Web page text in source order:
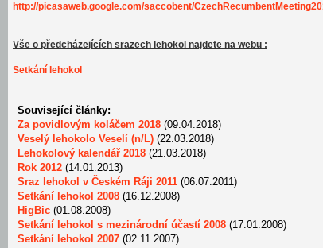
http://picasaweb.google.com/saccobent/
Vše o předcházejících srazech lehokol najdete na webu :
Setkání lehokol
Související články:
Za povidlovým koláčem 2018 (09.04.2018)
Veselý lehokolo Veselí (n/L) (22.03.2018)
Lehokolový kalendář 2018 (21.03.2018)
Rok 2012 (14.01.2013)
Sraz lehokol v Českém Ráji 2011 (06.07.2011)
Setkání lehokol 2008 (16.12.2008)
HigBic (01.08.2008)
Setkání lehokol s mezinárodní účastí 2008 (17.01.2008)
Setkání lehokol 2007 (02.11.2007)